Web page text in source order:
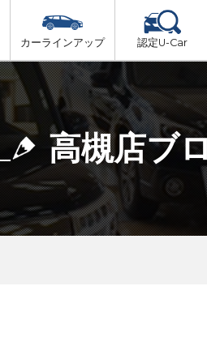
大阪府北部
大阪府市内
大阪府南部
カーラインアップ 認定U-Car
車検（法定24か月点検）
法定 12ヶ月 点検
6ヶ月ごとの セーフティ チェ
車検 3ヶ月前 無料診断
高槻店ブ